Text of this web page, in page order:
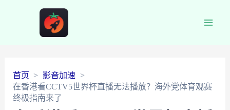
首页
影音加速
在香港看CCTV5世界杯直播无法播放？海外党体育观赛
终极指南来了